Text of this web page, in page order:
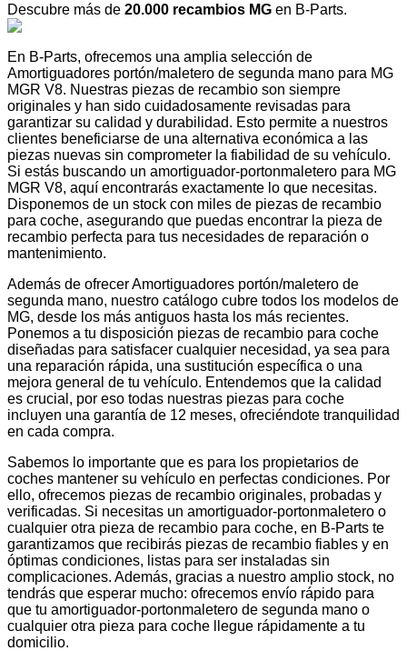
Descubre más de 20.000 recambios MG en B-Parts.
En B-Parts, ofrecemos una amplia selección de
Amortiguadores portón/maletero de segunda mano para MG
MGR V8. Nuestras piezas de recambio son siempre
originales y han sido cuidadosamente revisadas para
garantizar su calidad y durabilidad. Esto permite a nuestros
clientes beneficiarse de una alternativa económica a las
piezas nuevas sin comprometer la fiabilidad de su vehículo.
Si estás buscando un amortiguador-portonmaletero para MG
MGR V8, aquí encontrarás exactamente lo que necesitas.
Disponemos de un stock con miles de piezas de recambio
para coche, asegurando que puedas encontrar la pieza de
recambio perfecta para tus necesidades de reparación o
mantenimiento.
Además de ofrecer Amortiguadores portón/maletero de
segunda mano, nuestro catálogo cubre todos los modelos de
MG, desde los más antiguos hasta los más recientes.
Ponemos a tu disposición piezas de recambio para coche
diseñadas para satisfacer cualquier necesidad, ya sea para
una reparación rápida, una sustitución específica o una
mejora general de tu vehículo. Entendemos que la calidad
es crucial, por eso todas nuestras piezas para coche
incluyen una garantía de 12 meses, ofreciéndote tranquilidad
en cada compra.
Sabemos lo importante que es para los propietarios de
coches mantener su vehículo en perfectas condiciones. Por
ello, ofrecemos piezas de recambio originales, probadas y
verificadas. Si necesitas un amortiguador-portonmaletero o
cualquier otra pieza de recambio para coche, en B-Parts te
garantizamos que recibirás piezas de recambio fiables y en
óptimas condiciones, listas para ser instaladas sin
complicaciones. Además, gracias a nuestro amplio stock, no
tendrás que esperar mucho: ofrecemos envío rápido para
que tu amortiguador-portonmaletero de segunda mano o
cualquier otra pieza para coche llegue rápidamente a tu
domicilio.